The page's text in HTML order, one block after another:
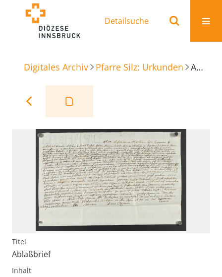
Detailsuche
Digitales Archiv Pfarre Silz: Urkunden Ablaßbrief
Titel
Ablaßbrief
Inhalt